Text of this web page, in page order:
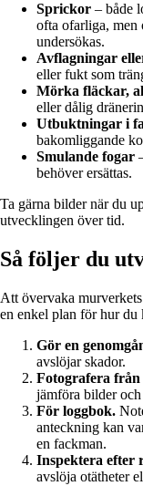
Sprickor – både
ofta ofarliga, men
undersökas.
Avflagningar
eller fukt som
Mörka fläckar,
eller dålig
Utbuktningar i
bakomliggande
Smulande fogar
behöver ersättas.
Ta gärna bilder när du
utvecklingen över tid.
Så följer du
Att övervaka
en enkel plan för hur du
Gör en
avslöjar skador.
Fotografera
jämföra bilder
För loggbok.
anteckning kan
en fackman.
Inspektera efter
avslöja otätheter